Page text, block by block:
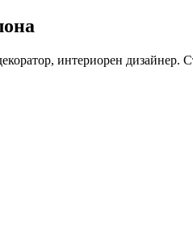
интериорен дизайнер.